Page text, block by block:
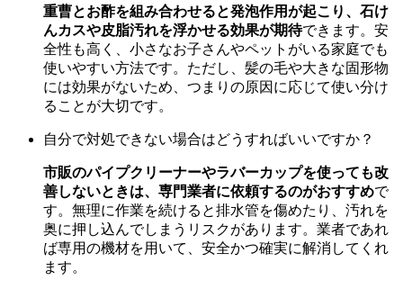
重曹とお酢を組み合わせると発泡作用が起こり、石け
んカスや皮脂汚れを浮かせる効果が期待できます。安
全性も高く、小さなお子さんやペットがいる家庭でも
使いやすい方法です。ただし、髪の毛や大きな固形物
には効果がないため、つまりの原因に応じて使い分け
ることが大切です。
自分で対処できない場合はどうすればいいですか？
市販のパイプクリーナーやラバーカップを使っても改
善しないときは、専門業者に依頼するのがおすすめで
す。無理に作業を続けると排水管を傷めたり、汚れを
奥に押し込んでしまうリスクがあります。業者であれ
ば専用の機材を用いて、安全かつ確実に解消してくれ
ます。